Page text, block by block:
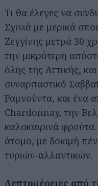
Τι θα έλεγες να
Σχινιά με μερικά
Ζεγγίνης μετρά 30
την μικρότερη
όλης της Αττικής,
συναρπαστικό
Ραμνούντα, και ένα
Chardonnay, την
καλοκαιρινά
άτομο, με δοκιμή
τυριών-αλλαντικών.
Λεπτομέρειες από